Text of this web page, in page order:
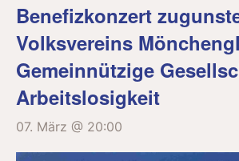
Benefizkonzert
Volksvereins
Gemeinnützige
Arbeitslosigkeit
07. März @ 20:00